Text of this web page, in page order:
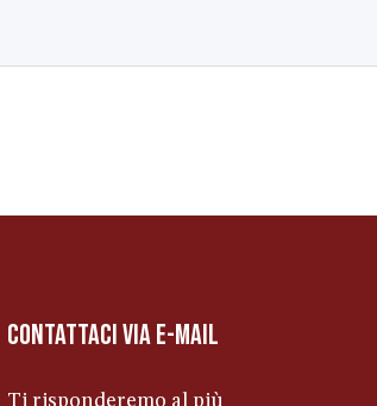
contattaci via e-mail
Ti risponderemo al più